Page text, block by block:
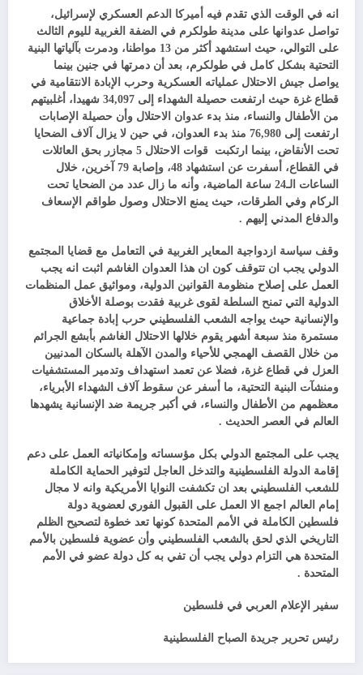
انه في الوقت الذي تقدم فيه أميركا الدعم العسكري لإسرائيل،
تواصل عدوانها على مدينة طولكرم في الضفة الغربية لليوم الثالث
على التوالي، حيث استشهد أكثر من 13 مواطنا، ودمرت بآلياتها البنية
التحتية بشكل كامل في طولكرم، بعد أن دمرتها في جنين بينما
يواصل جيش الاحتلال عملياته العسكرية وحرب الإبادة الانتقامية في
قطاع غزة حيث ارتفعت حصيلة الشهداء إلى 34,097 شهيدا، أغلبيتهم
من الأطفال والنساء، منذ بدء عدوان الاحتلال وأن حصيلة الإصابات
ارتفعت إلى 76,980 منذ بدء العدوان، في حين لا يزال آلاف الضحايا
تحت الأنقاض، بينما ارتكبت قوات الاحتلال 5 مجازر بحق العائلات
في القطاع، أسفرت عن استشهاد 48، وإصابة 79 آخرين، خلال
الساعات الـ24 ساعة الماضية، وأنه ما زال عدد من الضحايا تحت
الركام وفي الطرقات، حيث يمنع الاحتلال وصول طواقم الإسعاف
والدفاع المدني إليهم .
وقف سياسة ازدواجية المعاير الغربية في التعامل مع قضايا المجتمع
الدولي يجب ان تتوقف كون ان هذا العدوان الغاشم اثبت انه يجب
العمل على إصلاح منظومة القوانين الدولية، ومواثيق عمل المنظمات
الدولية التي تمنح السلطة لقوى غربية فقدت بوصلة الأخلاق
والإنسانية حيث يواجه الشعب الفلسطيني حرب إبادة جماعية
مستمرة منذ سبعة أشهر يقوم خلالها الاحتلال الغاشم بأبشع الجرائم
من خلال القصف الهمجي للأحياء والمدن الآهلة بالسكان المدنيين
العزل في قطاع غزة، فضلا عن تعمد استهداف وتدمير المستشفيات
ومنشآت البنية التحتية، ما أسفر عن سقوط آلاف الشهداء الأبرياء،
معظمهم من الأطفال والنساء، في أكبر جريمة ضد الإنسانية يشهدها
العالم في العصر الحديث .
يجب على المجتمع الدولي بكل مؤسساته وإمكانياته العمل على دعم
إقامة الدولة الفلسطينية والتدخل العاجل لتوفير الحماية الكاملة
للشعب الفلسطيني بعد ان تكشفت النوايا الأمريكية وانه لا مجال
إمام العالم اجمع الا العمل على القبول الفوري لعضوية دولة
فلسطين الكاملة في الأمم المتحدة كونها تعد خطوة لتصحيح الظلم
التاريخي الذي لحق بالشعب الفلسطيني وأن عضوية فلسطين بالأمم
المتحدة هي التزام دولي يجب أن تفي به كل دولة عضو في الأمم
المتحدة .
سفير الإعلام العربي في فلسطين
رئيس تحرير جريدة الصباح الفلسطينية